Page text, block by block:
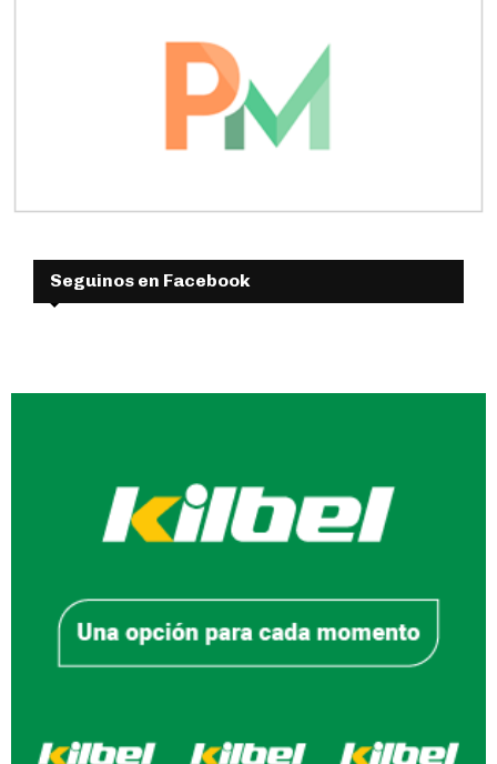
Seguinos en Facebook